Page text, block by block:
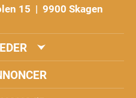
15 | 9900 Skagen